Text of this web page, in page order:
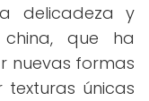
delicadeza y
que ha
nuevas formas
únicas